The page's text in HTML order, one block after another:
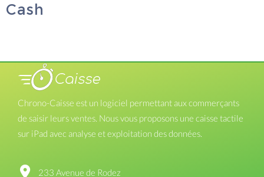
Cash
Chrono-Caisse est un logiciel permettant aux commerçants
de saisir leurs ventes. Nous vous proposons une caisse tactile
sur iPad avec analyse et exploitation des données.
233 Avenue de Rodez